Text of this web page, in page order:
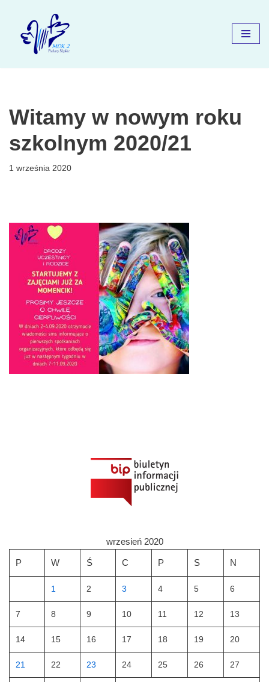
Przejdź
Witamy w nowym roku
szkolnym 2020/21
1 września 2020
wrzesień 2020
P W Ś C P S N
1 2 3 4 5 6
7 8 9 10 11 12 13
14 15 16 17 18 19 20
21 22 23 24 25 26 27